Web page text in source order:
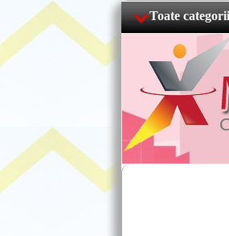
Toate